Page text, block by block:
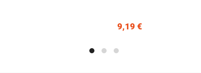
9,19 €